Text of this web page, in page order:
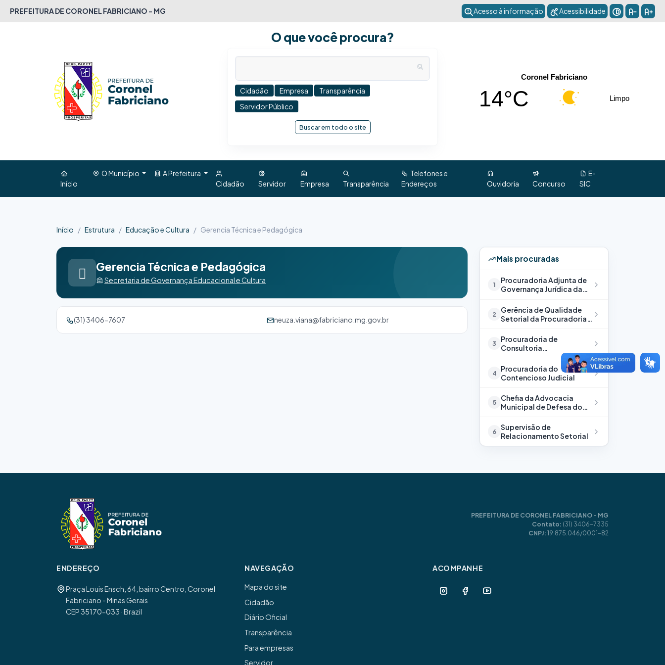
PREFEITURA DE CORONEL FABRICIANO - MG Acesso à informação Acessibilidade
O que você procura?
Cidadão Empresa
Transparência
Servidor Público
Buscar em todo o site
Coronel Fabriciano
14°C Limpo
Início
O Município
A Prefeitura
Cidadão
Servidor Empresa Transparência
Telefones e
Endereços
Ouvidoria Concurso
E-
SIC
Início Estrutura Educação e Cultura Gerencia Técnica e Pedagógica
Gerencia Técnica e Pedagógica
Secretaria de Governança Educacional e Cultura
(31) 3406-7607 neuza.viana@fabriciano.mg.gov.br
Mais procuradas
1
Procuradoria Adjunta de
Governança Jurídica da
Município
2
Gerência de Qualidade
Setorial da Procuradoria
3
Procuradoria de
Consultoria
4
Procuradoria do
Contencioso Judicial
5
Chefia da Advocacia
Municipal de Defesa do
6 Supervisão de
Relacionamento Setorial
PREFEITURA DE CORONEL FABRICIANO - MG
Contato: (31) 3406-7335
CNPJ:19.875.046/0001-82
ENDEREÇO
Praça Louis Ensch, 64, bairro Centro, Coronel
Fabriciano - Minas Gerais
CEP 35170-033 · Brazil
NAVEGAÇÃO
Mapa do site
Cidadão
Diário Oficial
Transparência
Para empresas
Servidor
ACOMPANHE